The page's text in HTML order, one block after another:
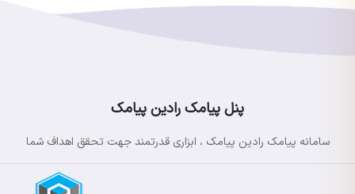
پنل پیامک رادین پیامک
سامانه پیامک رادین پیامک ، ابزاری قدرتمند جهت تحقق اهداف شما